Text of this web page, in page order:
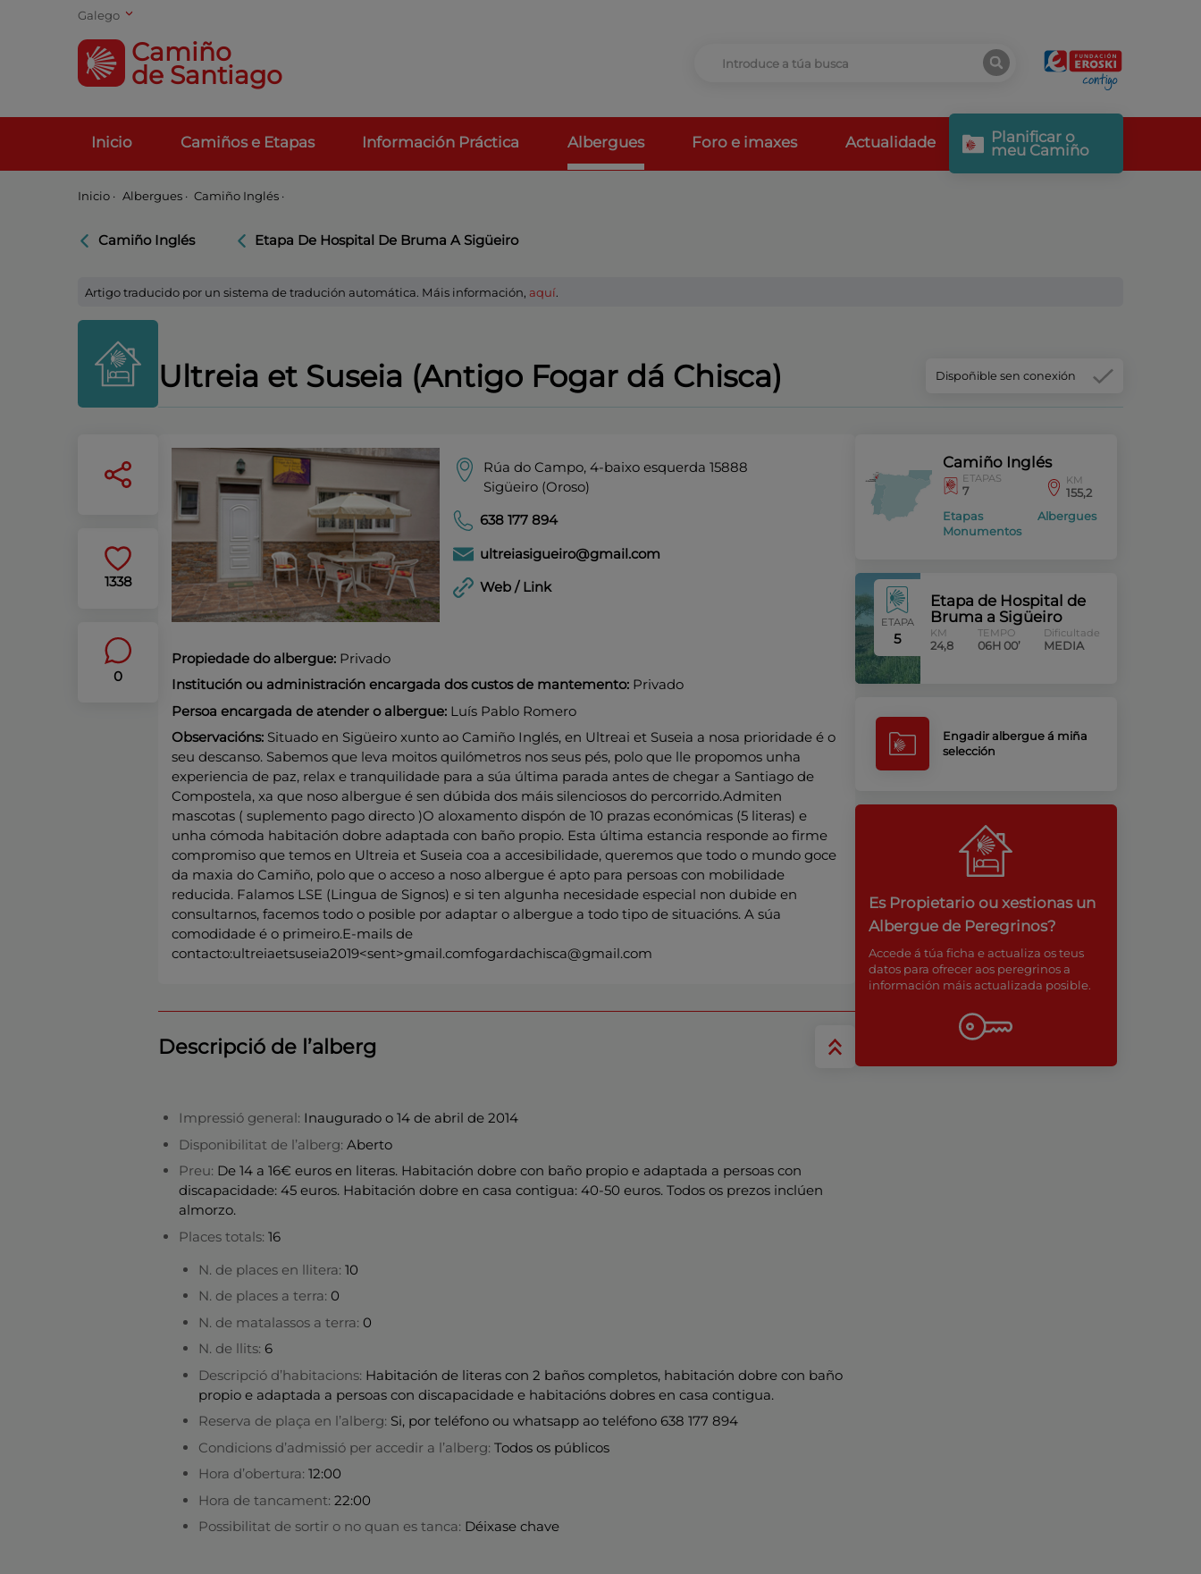
Galego
Camiño
de Santiago
Inicio Camiños e Etapas Información Práctica Albergues Foro e imaxes Actualidade Planificar o
meu Camiño
Inicio · Albergues · Camiño Inglés ·
Camiño Inglés Etapa De Hospital De Bruma A Sigüeiro
Artigo traducido por un sistema de tradución automática. Máis información, aquí.
Ultreia et Suseia (Antigo Fogar dá Chisca) Dispoñible sen conexión
1338
0
Rúa do Campo, 4-baixo esquerda 15888
Sigüeiro (Oroso)
638 177 894
ultreiasigueiro@gmail.com
Web / Link
Propiedade do albergue: Privado
Institución ou administración encargada dos custos de mantemento: Privado
Persoa encargada de atender o albergue: Luís Pablo Romero
Observacións: Situado en Sigüeiro xunto ao Camiño Inglés, en Ultreai et Suseia a nosa prioridade é o
seu descanso. Sabemos que leva moitos quilómetros nos seus pés, polo que lle propomos unha
experiencia de paz, relax e tranquilidade para a súa última parada antes de chegar a Santiago de
Compostela, xa que noso albergue é sen dúbida dos máis silenciosos do percorrido.Admiten
mascotas ( suplemento pago directo )O aloxamento dispón de 10 prazas económicas (5 literas) e
unha cómoda habitación dobre adaptada con baño propio. Esta última estancia responde ao firme
compromiso que temos en Ultreia et Suseia coa a accesibilidade, queremos que todo o mundo goce
da maxia do Camiño, polo que o acceso a noso albergue é apto para persoas con mobilidade
reducida. Falamos LSE (Lingua de Signos) e si ten algunha necesidade especial non dubide en
consultarnos, facemos todo o posible por adaptar o albergue a todo tipo de situacións. A súa
comodidade é o primeiro.E-mails de
contacto:ultreiaetsuseia2019<sent>gmail.comfogardachisca@gmail.com
Descripció de l’alberg
Impressió general: Inaugurado o 14 de abril de 2014
Disponibilitat de l’alberg: Aberto
Preu: De 14 a 16€ euros en literas. Habitación dobre con baño propio e adaptada a persoas con
discapacidade: 45 euros. Habitación dobre en casa contigua: 40-50 euros. Todos os prezos inclúen
almorzo.
Places totals: 16
N. de places en llitera: 10
N. de places a terra: 0
N. de matalassos a terra: 0
N. de llits: 6
Descripció d’habitacions: Habitación de literas con 2 baños completos, habitación dobre con baño
propio e adaptada a persoas con discapacidade e habitacións dobres en casa contigua.
Reserva de plaça en l’alberg: Si, por teléfono ou whatsapp ao teléfono 638 177 894
Condicions d’admissió per accedir a l’alberg: Todos os públicos
Hora d’obertura: 12:00
Hora de tancament: 22:00
Possibilitat de sortir o no quan es tanca: Déixase chave
Camiño Inglés
ETAPAS
7
KM
155,2
Etapas
Albergues
Monumentos
ETAPA
5
Etapa de Hospital de
Bruma a Sigüeiro
KM
24,8
TEMPO
06H 00’
Dificultade
MEDIA
Engadir albergue á miña
selección
Es Propietario ou xestionas un
Albergue de Peregrinos?
Accede á túa ficha e actualiza os teus
datos para ofrecer aos peregrinos a
información máis actualizada posible.